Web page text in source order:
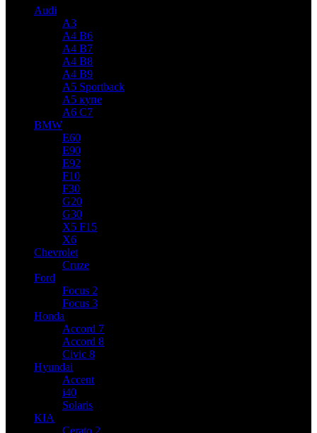
Audi
A3
A4 B6
A4 B7
A4 B8
A4 B9
A5 Sportback
A5 купе
A6 C7
BMW
E60
E90
E92
F10
F30
G20
G30
X5 F15
X6
Chevrolet
Cruze
Ford
Focus 2
Focus 3
Honda
Accord 7
Accord 8
Civic 8
Hyundai
Accent
i40
Solaris
KIA
Cerato 2